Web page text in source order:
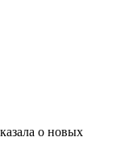
о новых